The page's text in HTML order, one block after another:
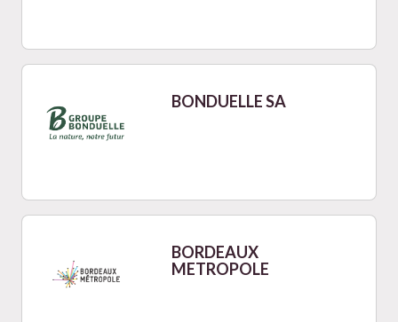
BONDUELLE SA
BORDEAUX
METROPOLE